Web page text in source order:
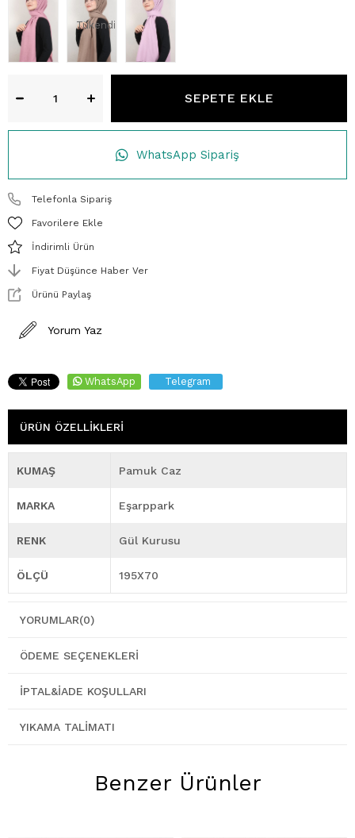
Tükendi
WhatsApp Sipariş
Telefonla Sipariş
Favorilere Ekle
İndirimli Ürün
Fiyat Düşünce Haber Ver
Ürünü Paylaş
Yorum Yaz
WhatsApp Telegram
ÜRÜN ÖZELLIKLERI
KUMAŞ Pamuk Caz
MARKA Eşarppark
RENK Gül Kurusu
ÖLÇÜ 195X70
YORUMLAR(0)
ÖDEME SEÇENEKLERI
İPTAL&İADE KOŞULLARI
YIKAMA TALIMATI
Benzer Ürünler